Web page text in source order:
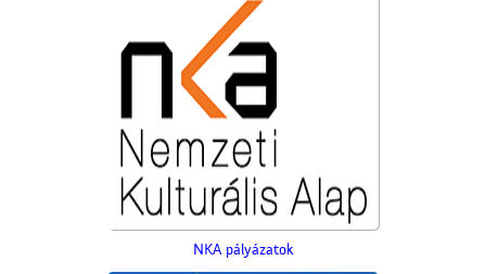
NKA pályázatok